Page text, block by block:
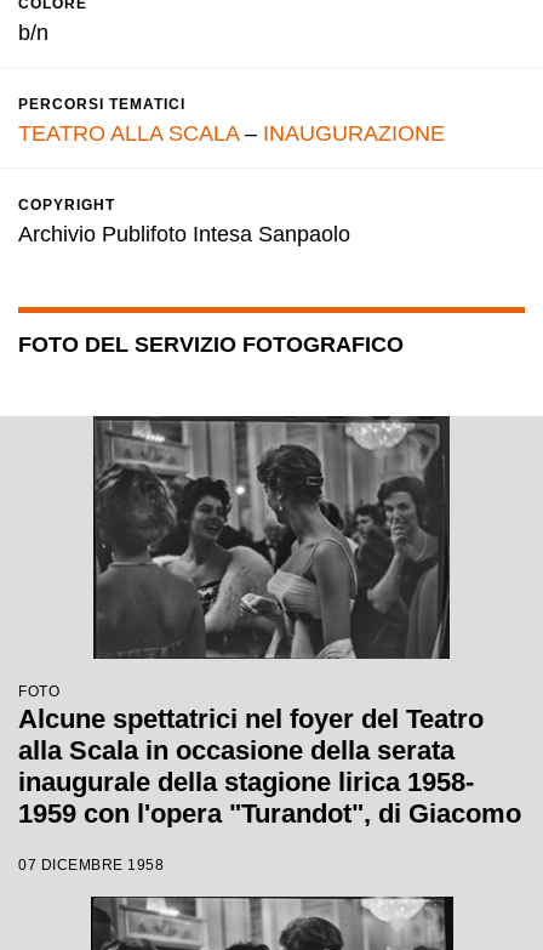
COLORE
b/n
PERCORSI TEMATICI
TEATRO ALLA SCALA– INAUGURAZIONE
COPYRIGHT
Archivio Publifoto Intesa Sanpaolo
FOTO DEL SERVIZIO FOTOGRAFICO
FOTO
Alcune spettatrici nel foyer del Teatro
alla Scala in occasione della serata
inaugurale della stagione lirica 1958-
1959 con l'opera "Turandot", di Giacomo
regia di Margherita Wallmann
07 DICEMBRE 1958